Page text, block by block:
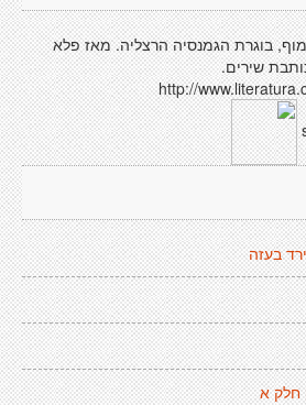
בוגרת הגמנסיה הרצליה. מאז פלא
שירים.
http://
חלק א